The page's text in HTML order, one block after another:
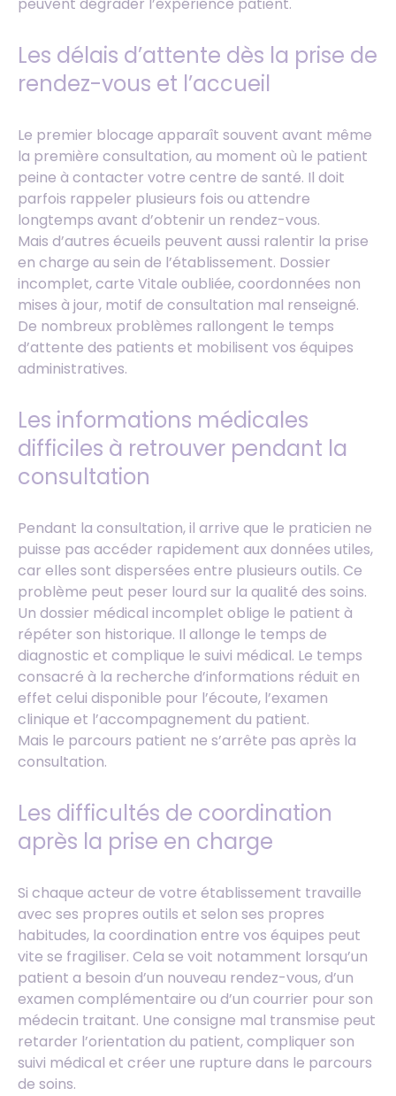
peuvent dégrader l’expérience patient.
Les délais d’attente dès la prise de
rendez-vous et l’accueil
Le premier blocage apparaît souvent avant même
la première consultation, au moment où le patient
peine à contacter votre centre de santé. Il doit
parfois rappeler plusieurs fois ou attendre
longtemps avant d’obtenir un rendez-vous.
Mais d’autres écueils peuvent aussi ralentir la prise
en charge au sein de l’établissement. Dossier
incomplet, carte Vitale oubliée, coordonnées non
mises à jour, motif de consultation mal renseigné.
De nombreux problèmes rallongent le temps
d’attente des patients et mobilisent vos équipes
administratives.
Les informations médicales
difficiles à retrouver pendant la
consultation
Pendant la consultation, il arrive que le praticien ne
puisse pas accéder rapidement aux données utiles,
car elles sont dispersées entre plusieurs outils. Ce
problème peut peser lourd sur la qualité des soins.
Un dossier médical incomplet oblige le patient à
répéter son historique. Il allonge le temps de
diagnostic et complique le suivi médical. Le temps
consacré à la recherche d’informations réduit en
effet celui disponible pour l’écoute, l’examen
clinique et l’accompagnement du patient.
Mais le parcours patient ne s’arrête pas après la
consultation.
Les difficultés de coordination
après la prise en charge
Si chaque acteur de votre établissement travaille
avec ses propres outils et selon ses propres
habitudes, la coordination entre vos équipes peut
vite se fragiliser. Cela se voit notamment lorsqu’un
patient a besoin d’un nouveau rendez-vous, d’un
examen complémentaire ou d’un courrier pour son
médecin traitant. Une consigne mal transmise peut
retarder l’orientation du patient, compliquer son
suivi médical et créer une rupture dans le parcours
de soins.